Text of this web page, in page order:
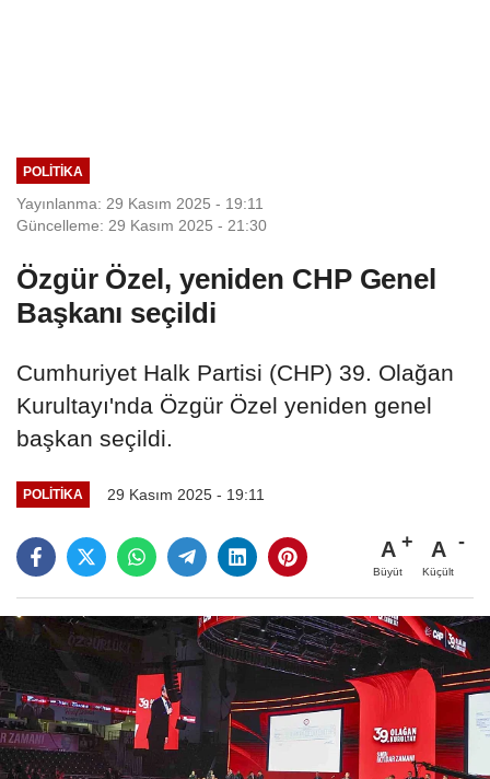
POLITIKA
Yayınlanma: 29 Kasım 2025 - 19:11
Güncelleme: 29 Kasım 2025 - 21:30
Özgür Özel, yeniden CHP Genel
Başkanı seçildi
Cumhuriyet Halk Partisi (CHP) 39. Olağan
Kurultayı'nda Özgür Özel yeniden genel
başkan seçildi.
POLITIKA 29 Kasım 2025 - 19:11
A
Büyüt
A
Küçült